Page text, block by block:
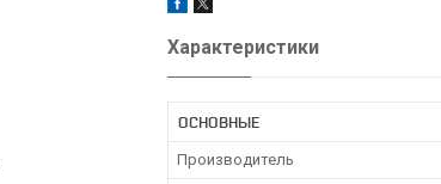
Характеристики
ОСНОВНЫЕ
Производитель